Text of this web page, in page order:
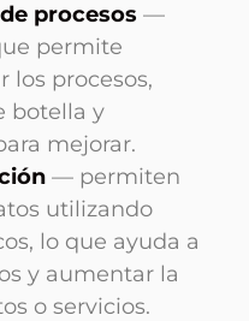
procesos —
permite
los procesos,
botella y
mejorar.
— permiten
utilizando
lo que ayuda a
y aumentar la
o servicios.